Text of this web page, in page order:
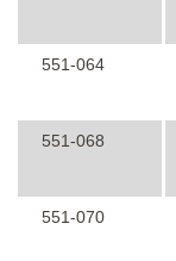
551-064
551-068
551-070